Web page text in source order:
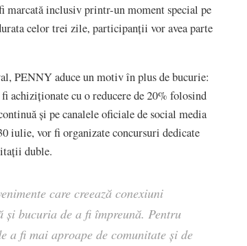
marcată inclusiv printr-un moment special pe
celor trei zile, participanții vor avea parte
PENNY aduce un motiv în plus de bucurie:
achiziționate cu o reducere de 20% folosind
și pe canalele oficiale de social media
iulie, vor fi organizate concursuri dedicate
duble.
care creează conexiuni
bucuria de a fi împreună. Pentru
a fi mai aproape de comunitate și de